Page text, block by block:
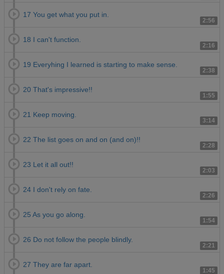
2:56
17 You get what you put in.
2:16
18 I can't function.
2:38
19 Everyhing I learned is starting to make sense.
1:55
20 That's impressive!!
3:14
21 Keep moving.
2:28
22 The list goes on and on (and on)!!
2:03
23 Let it all out!!
2:26
24 I don't rely on fate.
1:54
25 As you go along.
2:21
26 Do not follow the people blindly.
1:45
27 They are far apart.